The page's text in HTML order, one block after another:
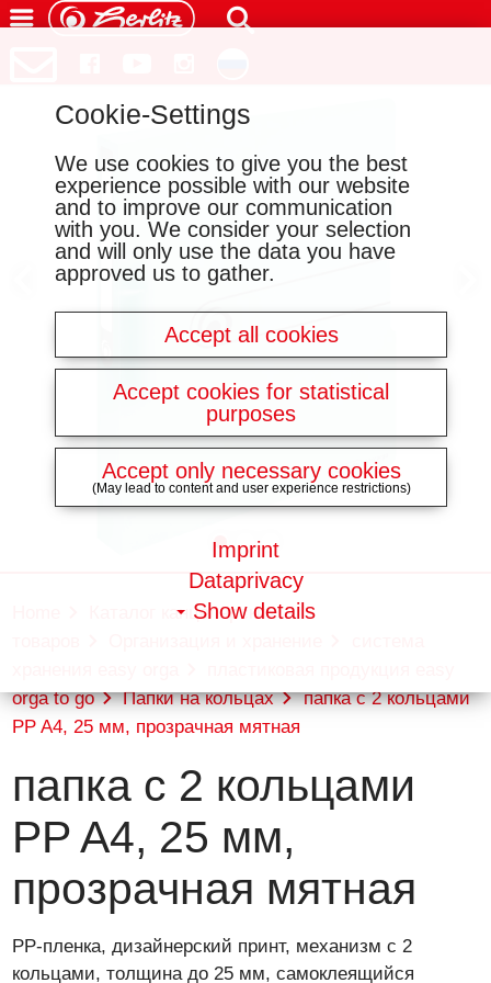
Каталог канцелярских
orga to go
Папки на кольцах
папка с 2 кольцами
PP A4, 25 мм, прозрачная мятная
папка с 2 кольцами
PP A4, 25 мм,
прозрачная мятная
PP-пленка, дизайнерский принт, механизм с 2
кольцами, толщина до 25 мм, самоклеящийся
Cookie-Settings
We use cookies to give you the best
experience possible with our website
and to improve our communication
with you. We consider your selection
and will only use the data you have
approved us to gather.
Accept all cookies
Accept cookies for statistical
purposes
Accept only necessary cookies
(May lead to content and user experience restrictions)
Show details
Dataprivacy
Imprint